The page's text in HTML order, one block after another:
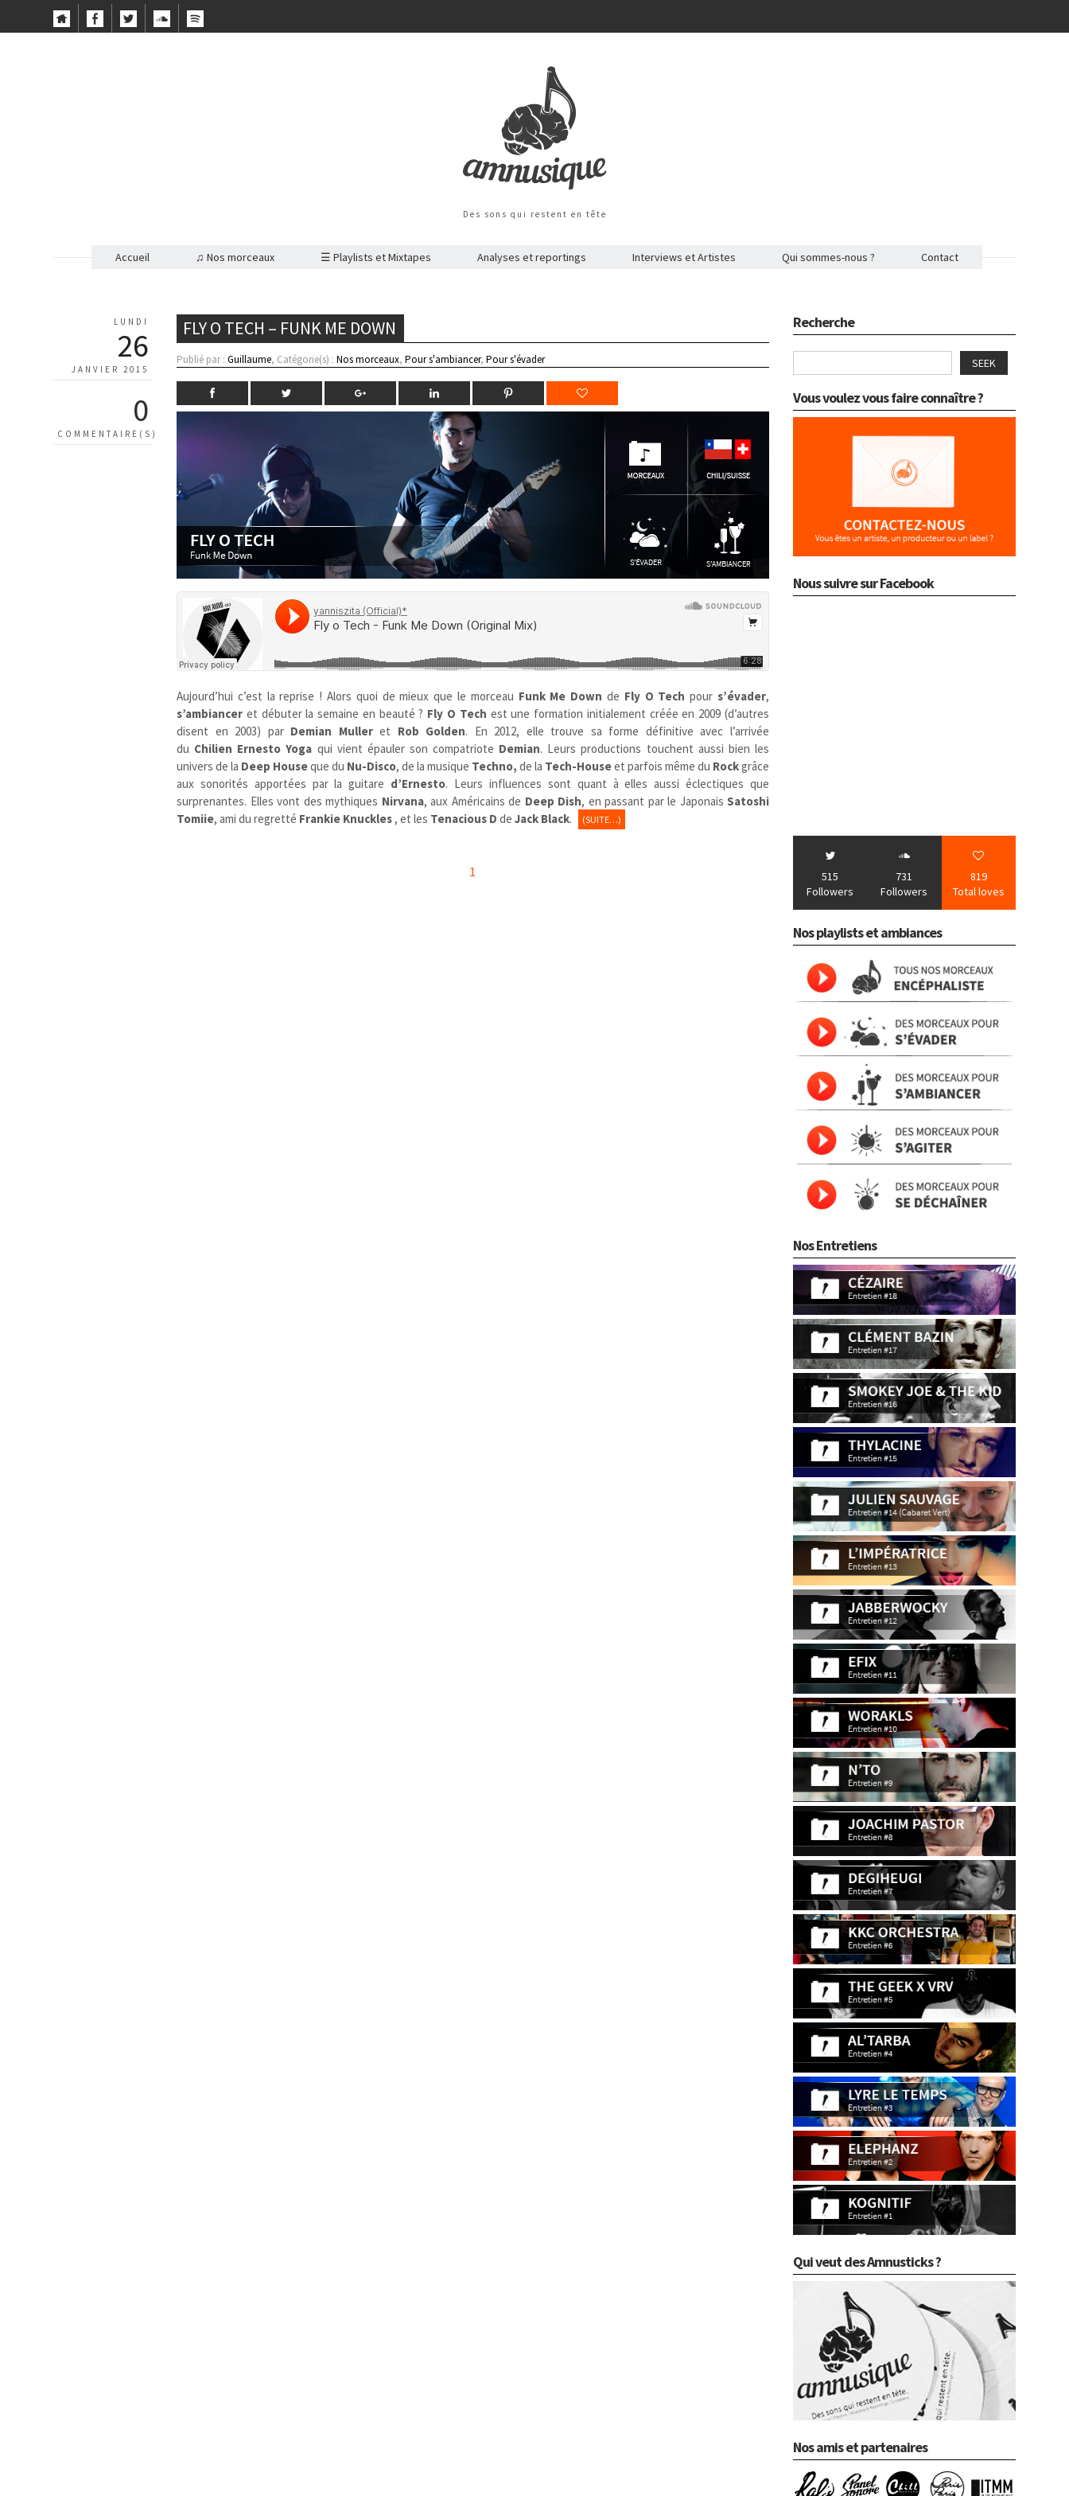
Des sons qui restent en tête
Accueil ♫ Nos morceaux ☰ Playlists et Mixtapes Analyses et reportings Interviews et Artistes Qui sommes-nous ? Contact
LUNDI
26
JANVIER 2015
0
COMMENTAIRE(S)
FLY O TECH – FUNK ME DOWN
Publié par :Guillaume, Catégorie(s) :Nos morceaux,Pour s'ambiancer,Pour s'évader
Aujourd’hui c’est la reprise ! Alors quoi de mieux que le morceau Funk Me Down de Fly O Tech pours’évader,
s’ambiancer et débuter la semaine en beauté ? Fly O Tech est une formation initialement créée en 2009 (d’autres
disent en 2003) par Demian Mulleret Rob Golden. En 2012, elle trouve sa forme définitive avec l’arrivée
du Chilien Ernesto Yoga qui vient épauler son compatriote Demian. Leurs productions touchent aussi bien les
univers de la Deep Houseque du Nu-Disco, de la musique Techno, de la Tech-Houseet parfois même du Rockgrâce
aux sonorités apportées par la guitare d’Ernesto. Leurs influences sont quant à elles aussi éclectiques que
surprenantes. Elles vont des mythiques Nirvana, aux Américains de Deep Dish, en passant par le JaponaisSatoshi
Tomiie, ami du regretté Frankie Knuckles , et les Tenacious Dde Jack Black. (SUITE…)
1
Recherche
SEEK
Vous voulez vous faire connaître ?
Nous suivre sur Facebook
515
Followers
731
Followers
819
Total loves
Nos playlists et ambiances
Nos Entretiens
Qui veut des Amnusticks ?
Nos amis et partenaires